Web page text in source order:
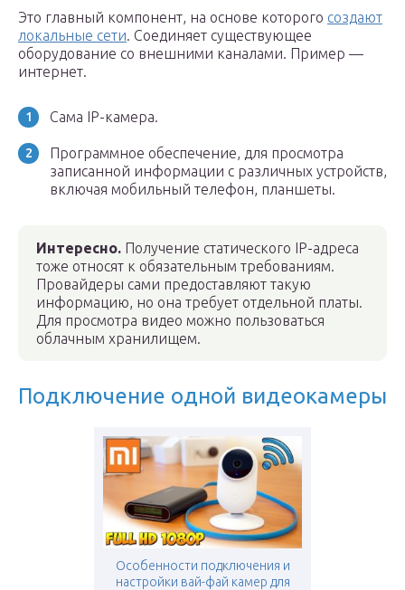
Это главный компонент, на основе которого создают
локальные сети. Соединяет существующее
оборудование со внешними каналами. Пример —
интернет.
Сама IP-камера.
Программное обеспечение, для просмотра
записанной информации с различных устройств,
включая мобильный телефон, планшеты.
Интересно. Получение статического IP-адреса
тоже относят к обязательным требованиям.
Провайдеры сами предоставляют такую
информацию, но она требует отдельной платы.
Для просмотра видео можно пользоваться
облачным хранилищем.
Подключение одной видеокамеры
Особенности подключения и
настройки вай-фай камер для